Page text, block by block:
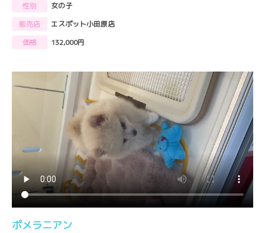
性別
女の子
販売店
エスポット小田原店
価格
132,000円
ポメラニアン